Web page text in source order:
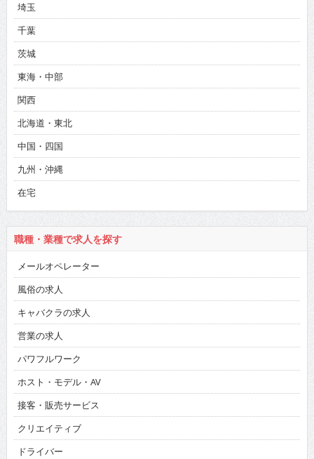
埼玉
千葉
茨城
東海・中部
関西
北海道・東北
中国・四国
九州・沖縄
在宅
職種・業種で求人を探す
メールオペレーター
風俗の求人
キャバクラの求人
営業の求人
パワフルワーク
ホスト・モデル・AV
接客・販売サービス
クリエイティブ
ドライバー